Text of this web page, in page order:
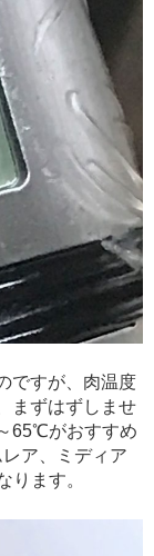
ですが、肉温度
まずはずしませ
65℃がおすすめ
ア、ミディア
ります。